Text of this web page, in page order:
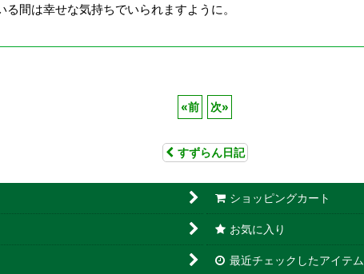
は幸せな気持ちでいられますように。
«前 次»
すずらん日記
ショッピングカート
お気に入り
最近チェックしたアイテム